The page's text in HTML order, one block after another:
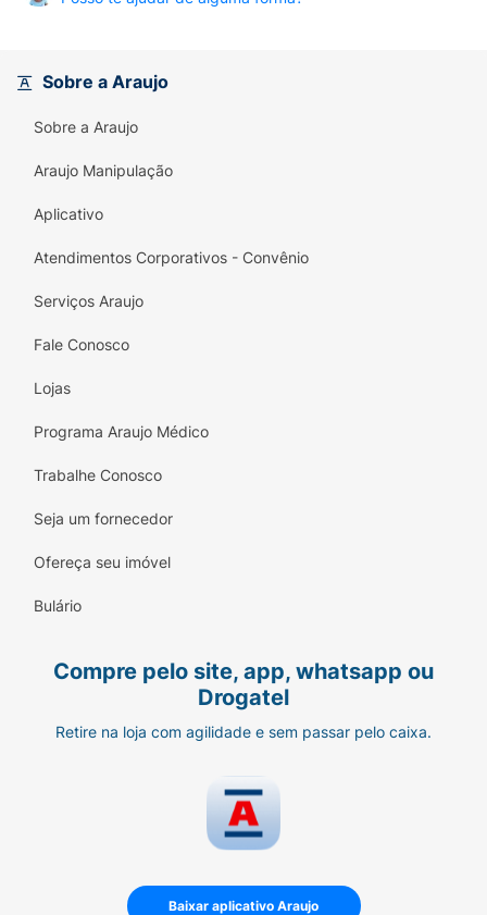
Sobre a Araujo
Sobre a Araujo
Araujo Manipulação
Aplicativo
Atendimentos Corporativos - Convênio
Serviços Araujo
Fale Conosco
Lojas
Programa Araujo Médico
Trabalhe Conosco
Seja um fornecedor
Ofereça seu imóvel
Bulário
Compre pelo site, app, whatsapp ou
Drogatel
Retire na loja com agilidade e sem passar pelo caixa.
Baixar aplicativo Araujo